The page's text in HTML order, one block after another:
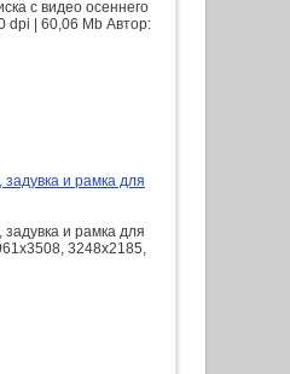
с видео осеннего
dpi | 60,06 Mb Автор:
и рамка для
и рамка для
3248x2185,